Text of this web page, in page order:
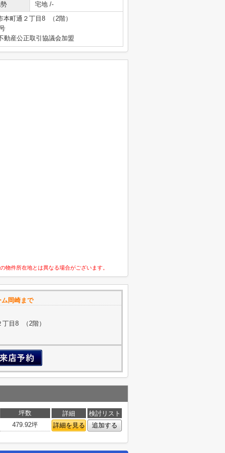
宅地 /-
本町通２丁目8 （2階）
動産公正取引協議会加盟
件所在地とは異なる場合がございます。
岡崎まで
目8 （2階）
坪数 詳細
検討リスト
479.92坪 詳細を見る 追加する